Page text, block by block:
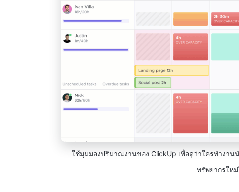
ใช้มุมมองปริมาณงานของ ClickUp เพื่อดูว่าใครทำงา
ทรัพยากรใหม่